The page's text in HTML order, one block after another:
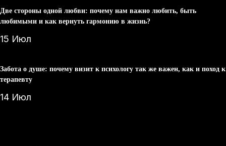
Две стороны одной любви: почему нам важно любить, быть
любимыми и как вернуть гармонию в жизнь?
15 Июл
Забота о душе: почему визит к психологу так же важен, как и поход к
терапевту
14 Июл